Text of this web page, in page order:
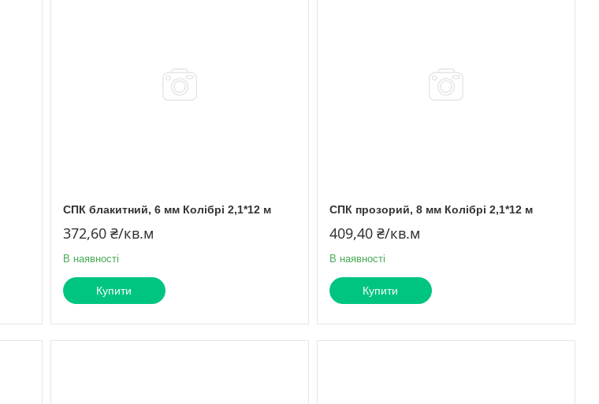
СПК блакитний, 6 мм Колібрі 2,1*12 м
372,60 ₴/кв.м
В наявності
Купити
СПК прозорий, 8 мм Колібрі 2,1*12 м
409,40 ₴/кв.м
В наявності
Купити